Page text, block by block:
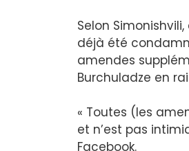
Selon
déjà été
amendes
Burchuladze en
« Toutes (les
et n’est pas
Facebook.